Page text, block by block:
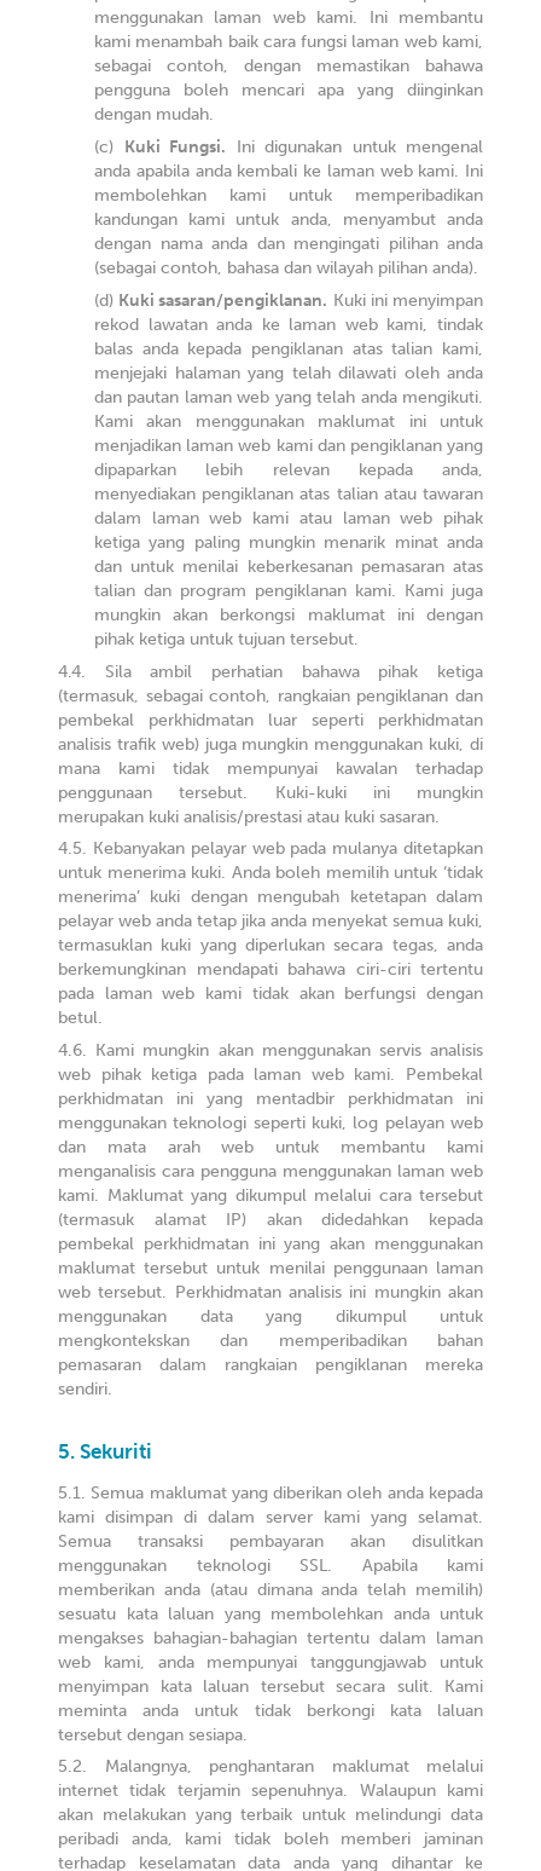
menggunakan laman web kami. Ini membantu
kami menambah baik cara fungsi laman web kami,
sebagai contoh, dengan memastikan bahawa
pengguna boleh mencari apa yang diinginkan
dengan mudah.
Kuki Fungsi. Ini digunakan untuk mengenal
anda apabila anda kembali ke laman web kami. Ini
membolehkan kami untuk memperibadikan
kandungan kami untuk anda, menyambut anda
dengan nama anda dan mengingati pilihan anda
(sebagai contoh, bahasa dan wilayah pilihan anda).
Kuki sasaran/pengiklanan. Kuki ini menyimpan
rekod lawatan anda ke laman web kami, tindak
balas anda kepada pengiklanan atas talian kami,
menjejaki halaman yang telah dilawati oleh anda
dan pautan laman web yang telah anda mengikuti.
Kami akan menggunakan maklumat ini untuk
menjadikan laman web kami dan pengiklanan yang
dipaparkan lebih relevan kepada anda,
menyediakan pengiklanan atas talian atau tawaran
dalam laman web kami atau laman web pihak
ketiga yang paling mungkin menarik minat anda
dan untuk menilai keberkesanan pemasaran atas
talian dan program pengiklanan kami. Kami juga
mungkin akan berkongsi maklumat ini dengan
pihak ketiga untuk tujuan tersebut.
Sila ambil perhatian bahawa pihak ketiga
(termasuk, sebagai contoh, rangkaian pengiklanan dan
pembekal perkhidmatan luar seperti perkhidmatan
analisis trafik web) juga mungkin menggunakan kuki, di
mana kami tidak mempunyai kawalan terhadap
penggunaan tersebut. Kuki-kuki ini mungkin
merupakan kuki analisis/prestasi atau kuki sasaran.
Kebanyakan pelayar web pada mulanya ditetapkan
untuk menerima kuki. Anda boleh memilih untuk ‘tidak
menerima’ kuki dengan mengubah ketetapan dalam
pelayar web anda tetap jika anda menyekat semua kuki,
termasuklan kuki yang diperlukan secara tegas, anda
berkemungkinan mendapati bahawa ciri-ciri tertentu
pada laman web kami tidak akan berfungsi dengan
betul.
Kami mungkin akan menggunakan servis analisis
web pihak ketiga pada laman web kami. Pembekal
perkhidmatan ini yang mentadbir perkhidmatan ini
menggunakan teknologi seperti kuki, log pelayan web
dan mata arah web untuk membantu kami
menganalisis cara pengguna menggunakan laman web
kami. Maklumat yang dikumpul melalui cara tersebut
(termasuk alamat IP) akan didedahkan kepada
pembekal perkhidmatan ini yang akan menggunakan
maklumat tersebut untuk menilai penggunaan laman
web tersebut. Perkhidmatan analisis ini mungkin akan
menggunakan data yang dikumpul untuk
mengkontekskan dan memperibadikan bahan
pemasaran dalam rangkaian pengiklanan mereka
sendiri.
Sekuriti
Semua maklumat yang diberikan oleh anda kepada
kami disimpan di dalam server kami yang selamat.
Semua transaksi pembayaran akan disulitkan
menggunakan teknologi SSL. Apabila kami
memberikan anda (atau dimana anda telah memilih)
sesuatu kata laluan yang membolehkan anda untuk
mengakses bahagian-bahagian tertentu dalam laman
web kami, anda mempunyai tanggungjawab untuk
menyimpan kata laluan tersebut secara sulit. Kami
meminta anda untuk tidak berkongi kata laluan
tersebut dengan sesiapa.
Malangnya, penghantaran maklumat melalui
internet tidak terjamin sepenuhnya. Walaupun kami
akan melakukan yang terbaik untuk melindungi data
peribadi anda, kami tidak boleh memberi jaminan
terhadap keselamatan data anda yang dihantar ke